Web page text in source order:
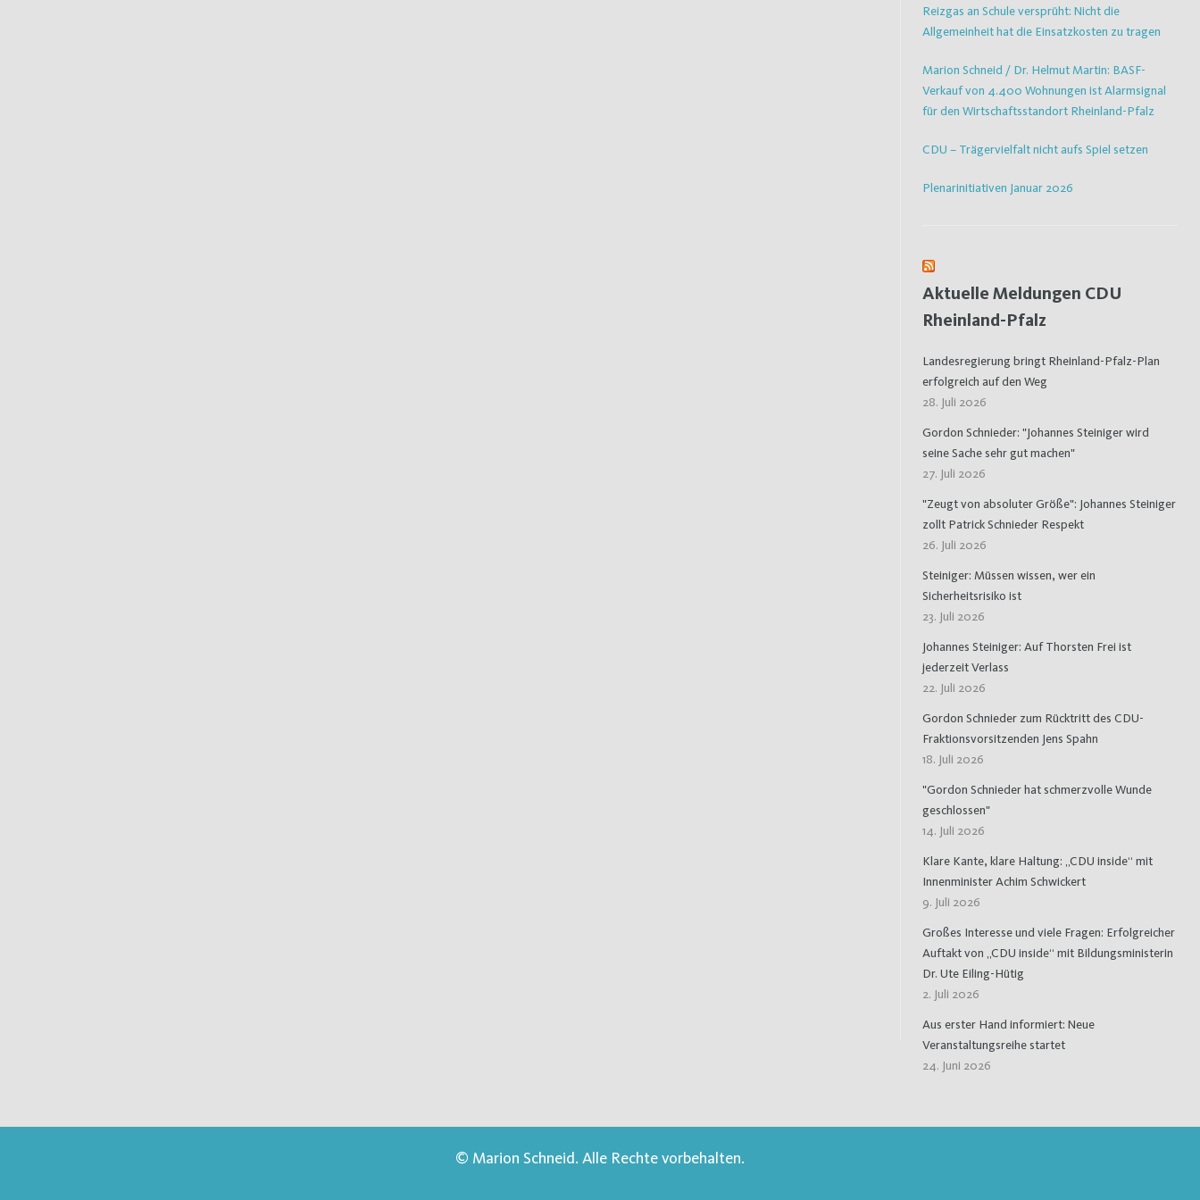
Reizgas an Schule versprüht: Nicht die
Allgemeinheit hat die Einsatzkosten zu tragen
Marion Schneid / Dr. Helmut Martin: BASF-
Verkauf von 4.400 Wohnungen ist Alarmsignal
für den Wirtschaftsstandort Rheinland-Pfalz
CDU – Trägervielfalt nicht aufs Spiel setzen
Plenarinitiativen Januar 2026
Aktuelle Meldungen CDU
Rheinland-Pfalz
Landesregierung bringt Rheinland-Pfalz-Plan
erfolgreich auf den Weg
28. Juli 2026
Gordon Schnieder: "Johannes Steiniger wird
seine Sache sehr gut machen"
27. Juli 2026
"Zeugt von absoluter Größe": Johannes Steiniger
zollt Patrick Schnieder Respekt
26. Juli 2026
Steiniger: Müssen wissen, wer ein
Sicherheitsrisiko ist
23. Juli 2026
Johannes Steiniger: Auf Thorsten Frei ist
jederzeit Verlass
22. Juli 2026
Gordon Schnieder zum Rücktritt des CDU-
Fraktionsvorsitzenden Jens Spahn
18. Juli 2026
"Gordon Schnieder hat schmerzvolle Wunde
geschlossen"
14. Juli 2026
Klare Kante, klare Haltung: „CDU inside“ mit
Innenminister Achim Schwickert
9. Juli 2026
Großes Interesse und viele Fragen: Erfolgreicher
Auftakt von „CDU inside“ mit Bildungsministerin
Dr. Ute Eiling-Hütig
2. Juli 2026
Aus erster Hand informiert: Neue
Veranstaltungsreihe startet
24. Juni 2026
© Marion Schneid. Alle Rechte vorbehalten.